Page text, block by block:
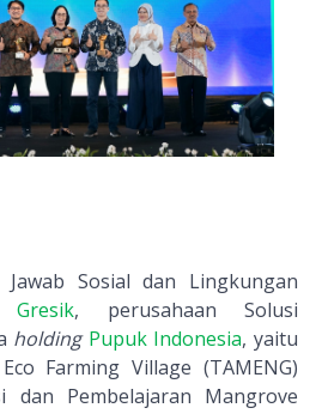
Sosial dan Lingkungan
Gresik, perusahaan Solusi
holding Pupuk Indonesia, yaitu
Farming Village (TAMENG)
dan Pembelajaran Mangrove